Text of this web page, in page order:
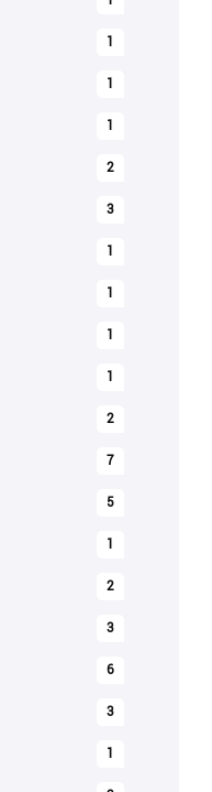
1
1
1
2
3
1
1
1
1
2
7
5
1
2
3
6
3
1